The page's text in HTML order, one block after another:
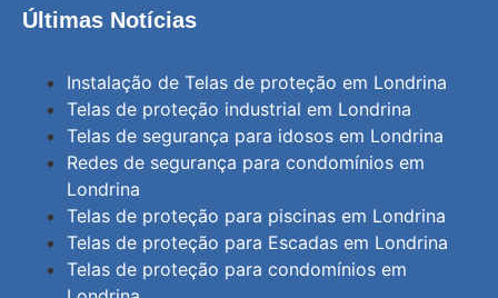
Últimas Notícias
Instalação de Telas de proteção em Londrina
Telas de proteção industrial em Londrina
Telas de segurança para idosos em Londrina
Redes de segurança para condomínios em
Londrina
Telas de proteção para piscinas em Londrina
Telas de proteção para Escadas em Londrina
Telas de proteção para condomínios em